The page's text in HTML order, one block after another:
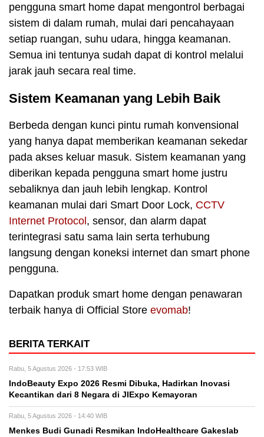
pengguna smart home dapat mengontrol berbagai
sistem di dalam rumah, mulai dari pencahayaan
setiap ruangan, suhu udara, hingga keamanan.
Semua ini tentunya sudah dapat di kontrol melalui
jarak jauh secara real time.
Sistem Keamanan yang Lebih Baik
Berbeda dengan kunci pintu rumah konvensional
yang hanya dapat memberikan keamanan sekedar
pada akses keluar masuk. Sistem keamanan yang
diberikan kepada pengguna smart home justru
sebaliknya dan jauh lebih lengkap. Kontrol
keamanan mulai dari Smart Door Lock, CCTV
Internet Protocol , sensor, dan alarm dapat
terintegrasi satu sama lain serta terhubung
langsung dengan koneksi internet dan smart phone
pengguna.
Dapatkan produk smart home dengan penawaran
terbaik hanya di Official Store evomab!
BERITA TERKAIT
Rabu, 5 Agustus 2026 - 17:53 WIB
IndoBeauty Expo 2026 Resmi Dibuka, Hadirkan Inovasi
Kecantikan dari 8 Negara di JIExpo Kemayoran
Rabu, 5 Agustus 2026 - 14:40 WIB
Menkes Budi Gunadi Resmikan IndoHealthcare Gakeslab